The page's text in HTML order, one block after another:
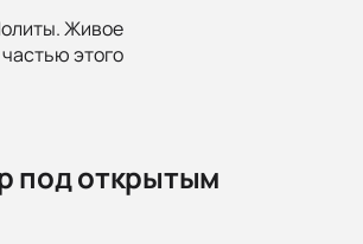
Живое
этого
под открытым